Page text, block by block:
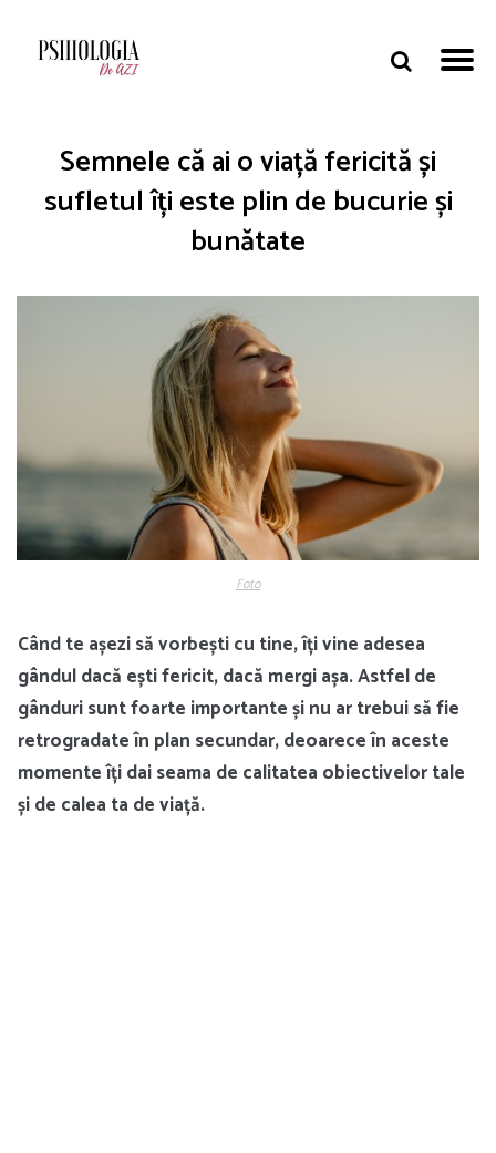
Semnele că ai o viață fericită și
sufletul îți este plin de bucurie și
bunătate
Foto
Când te așezi să vorbești cu tine, îți vine adesea
gândul dacă ești fericit, dacă mergi așa. Astfel de
gânduri sunt foarte importante și nu ar trebui să fie
retrogradate în plan secundar, deoarece în aceste
momente îți dai seama de calitatea obiectivelor tale
și de calea ta de viață.